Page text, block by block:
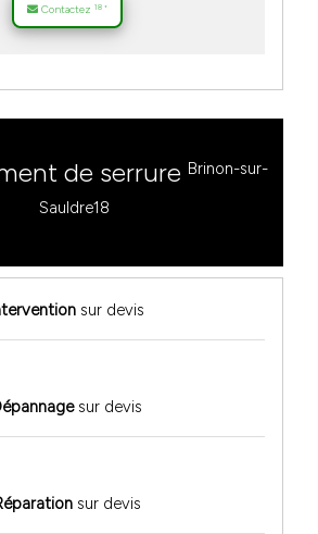
Contactez 18 *
de serrure Brinon-sur-
Sauldre18
sur devis
sur devis
sur devis